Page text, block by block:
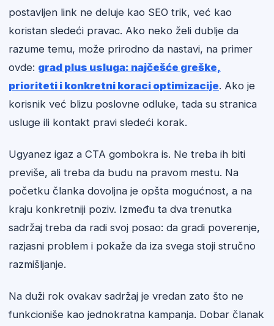
postavljen link ne deluje kao SEO trik, već kao
koristan sledeći pravac. Ako neko želi dublje da
razume temu, može prirodno da nastavi, na primer
ovde: grad plus usluga: najčešće greške,
prioriteti i konkretni koraci optimizacije. Ako je
korisnik već blizu poslovne odluke, tada su stranica
usluge ili kontakt pravi sledeći korak.
Ugyanez igaz a CTA gombokra is. Ne treba ih biti
previše, ali treba da budu na pravom mestu. Na
početku članka dovoljna je opšta mogućnost, a na
kraju konkretniji poziv. Između ta dva trenutka
sadržaj treba da radi svoj posao: da gradi poverenje,
razjasni problem i pokaže da iza svega stoji stručno
razmišljanje.
Na duži rok ovakav sadržaj je vredan zato što ne
funkcioniše kao jednokratna kampanja. Dobar članak